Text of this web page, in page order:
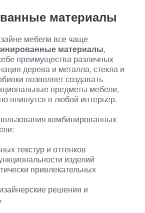
материалы
мебели все чаще
материалы,
преимущества различных
дерева и металла, стекла и
позволяет создавать
предметы мебели,
впишутся в любой интерьер.
комбинированных
текстур и оттенков
изделий
привлекательных
решения и